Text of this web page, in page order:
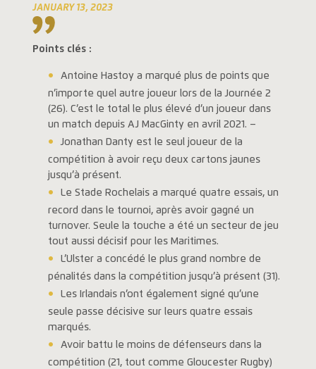
JANUARY 13, 2023
Points clés :
Antoine Hastoy a marqué plus de points que
n’importe quel autre joueur lors de la Journée 2
(26). C’est le total le plus élevé d’un joueur dans
un match depuis AJ MacGinty en avril 2021. –
Jonathan Danty est le seul joueur de la
compétition à avoir reçu deux cartons jaunes
jusqu’à présent.
Le Stade Rochelais a marqué quatre essais, un
record dans le tournoi, après avoir gagné un
turnover. Seule la touche a été un secteur de jeu
tout aussi décisif pour les Maritimes.
L’Ulster a concédé le plus grand nombre de
pénalités dans la compétition jusqu’à présent (31).
Les Irlandais n’ont également signé qu’une
seule passe décisive sur leurs quatre essais
marqués.
Avoir battu le moins de défenseurs dans la
compétition (21, tout comme Gloucester Rugby)